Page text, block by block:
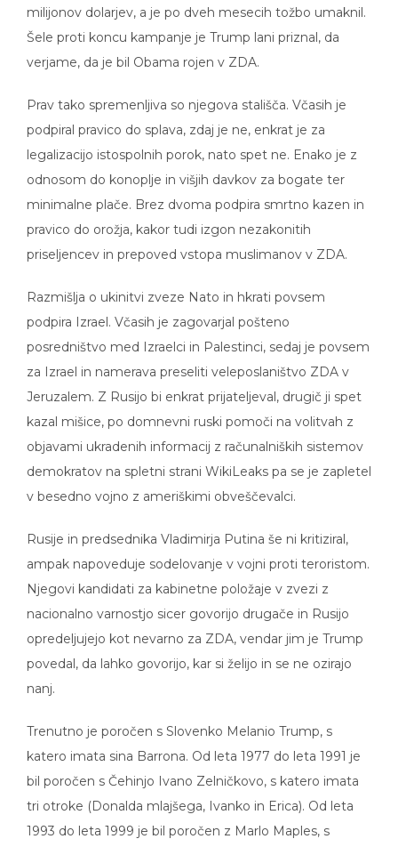
milijonov dolarjev, a je po dveh mesecih tožbo umaknil.
Šele proti koncu kampanje je Trump lani priznal, da
verjame, da je bil Obama rojen v ZDA.
Prav tako spremenljiva so njegova stališča. Včasih je
podpiral pravico do splava, zdaj je ne, enkrat je za
legalizacijo istospolnih porok, nato spet ne. Enako je z
odnosom do konoplje in višjih davkov za bogate ter
minimalne plače. Brez dvoma podpira smrtno kazen in
pravico do orožja, kakor tudi izgon nezakonitih
priseljencev in prepoved vstopa muslimanov v ZDA.
Razmišlja o ukinitvi zveze Nato in hkrati povsem
podpira Izrael. Včasih je zagovarjal pošteno
posredništvo med Izraelci in Palestinci, sedaj je povsem
za Izrael in namerava preseliti veleposlaništvo ZDA v
Jeruzalem. Z Rusijo bi enkrat prijateljeval, drugič ji spet
kazal mišice, po domnevni ruski pomoči na volitvah z
objavami ukradenih informacij z računalniških sistemov
demokratov na spletni strani WikiLeaks pa se je zapletel
v besedno vojno z ameriškimi obveščevalci.
Rusije in predsednika Vladimirja Putina še ni kritiziral,
ampak napoveduje sodelovanje v vojni proti teroristom.
Njegovi kandidati za kabinetne položaje v zvezi z
nacionalno varnostjo sicer govorijo drugače in Rusijo
opredeljujejo kot nevarno za ZDA, vendar jim je Trump
povedal, da lahko govorijo, kar si želijo in se ne ozirajo
nanj.
Trenutno je poročen s Slovenko Melanio Trump, s
katero imata sina Barrona. Od leta 1977 do leta 1991 je
bil poročen s Čehinjo Ivano Zelničkovo, s katero imata
tri otroke (Donalda mlajšega, Ivanko in Erica). Od leta
1993 do leta 1999 je bil poročen z Marlo Maples, s